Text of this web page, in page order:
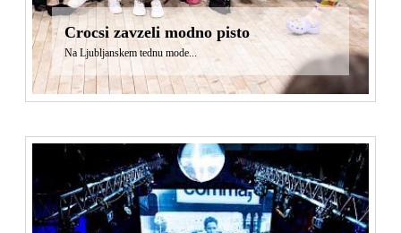
Crocsi zavzeli modno pisto
Na Ljubljanskem tednu mode...